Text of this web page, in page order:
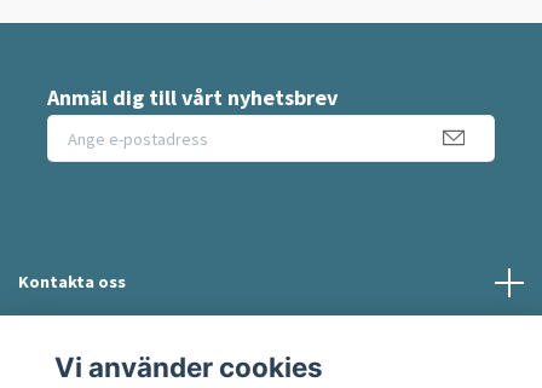
Anmäl dig till vårt nyhetsbrev
Kontakta oss
Vi använder cookies